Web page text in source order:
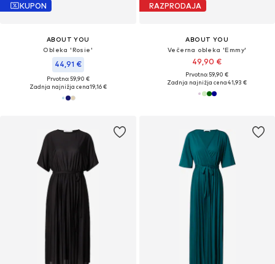
KUPON
ABOUT YOU
Obleka 'Rosie'
44,91 €
Prvotno: 59,90 €
Zadnja najnižja cena19,16 €
RAZPRODAJA
ABOUT YOU
Večerna obleka 'Emmy'
49,90 €
Prvotno: 59,90 €
Zadnja najnižja cena41,93 €